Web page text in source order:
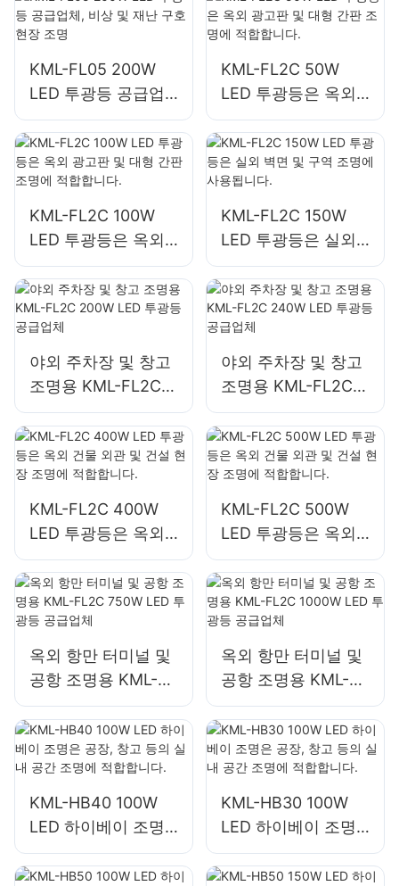
KML-FL05 200W
LED 투광등 공급업
체, 비상 및 재난 구
호 현장 조명
KML-FL2C 50W
LED 투광등은 옥외
광고판 및 대형 간판
조명에 적합합니다.
KML-FL2C 100W
LED 투광등은 옥외
광고판 및 대형 간판
조명에 적합합니다.
KML-FL2C 150W
LED 투광등은 실외
벽면 및 구역 조명에
사용됩니다.
야외 주차장 및 창고
조명용 KML-FL2C
200W LED 투광등
공급업체
야외 주차장 및 창고
조명용 KML-FL2C
240W LED 투광등
공급업체
KML-FL2C 400W
LED 투광등은 옥외
건물 외관 및 건설 현
장 조명에 적합합니
다.
KML-FL2C 500W
LED 투광등은 옥외
건물 외관 및 건설 현
장 조명에 적합합니
다.
옥외 항만 터미널 및
공항 조명용 KML-
FL2C 750W LED 투
광등 공급업체
옥외 항만 터미널 및
공항 조명용 KML-
FL2C 1000W LED
투광등 공급업체
KML-HB40 100W
LED 하이베이 조명
은 공장, 창고 등의
실내 공간 조명에 적
KML-HB30 100W
LED 하이베이 조명
은 공장, 창고 등의
실내 공간 조명에 적